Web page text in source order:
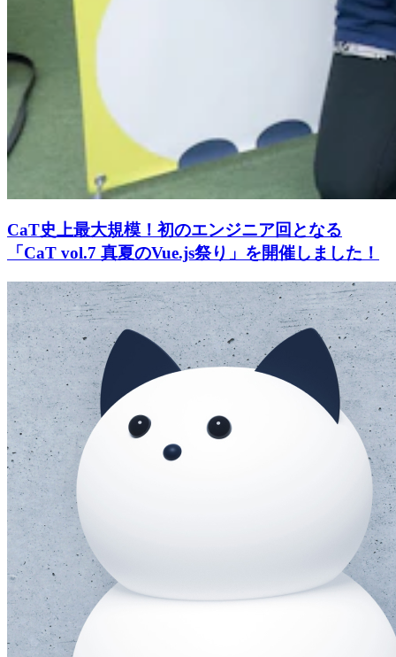
CaT史上最大規模！初のエンジニア回となる
「CaT vol.7 真夏のVue.js祭り」を開催しました！